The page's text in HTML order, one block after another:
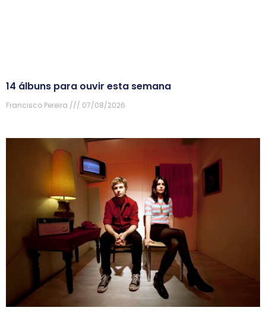
14 álbuns para ouvir esta semana
Francisco Pereira 07/08/2026